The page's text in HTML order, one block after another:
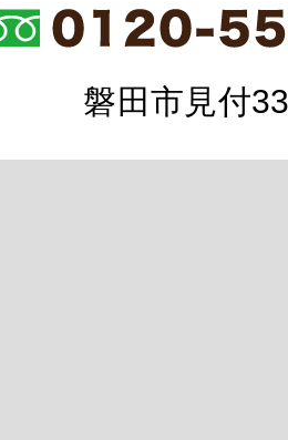
磐田市見付